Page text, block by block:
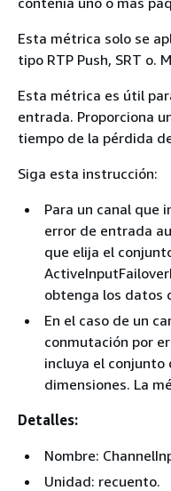
Esta métrica solo se
tipo RTP Push, SRT o.
Esta métrica es útil
entrada. Proporciona
tiempo de la pérdida
Siga esta instrucción:
Para un canal que
error de entrada
que elija el
obtenga los datos
En el caso de un
conmutación por
incluya el conjunto
dimensiones. La
Detalles:
Nombre:
Unidad: recuento.